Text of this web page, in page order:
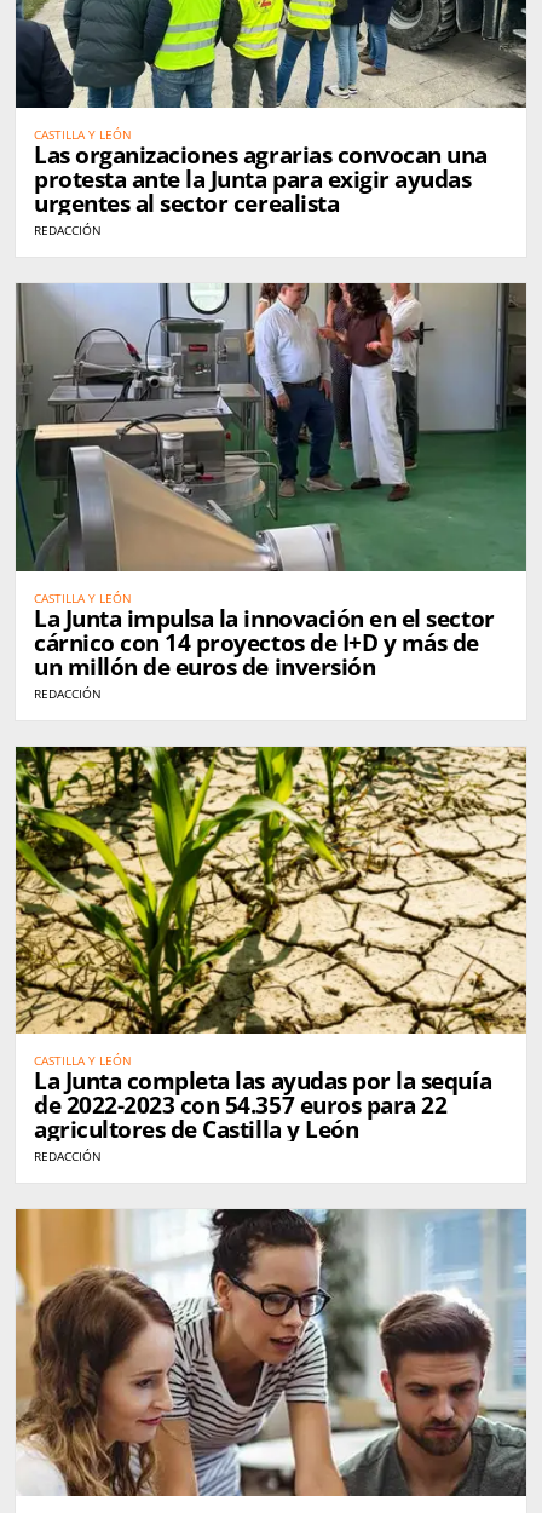
CASTILLA Y LEÓN
Las organizaciones agrarias convocan una
protesta ante la Junta para exigir ayudas
urgentes al sector cerealista
REDACCIÓN
CASTILLA Y LEÓN
La Junta impulsa la innovación en el sector
cárnico con 14 proyectos de I+D y más de
un millón de euros de inversión
REDACCIÓN
CASTILLA Y LEÓN
La Junta completa las ayudas por la sequía
de 2022-2023 con 54.357 euros para 22
agricultores de Castilla y León
REDACCIÓN